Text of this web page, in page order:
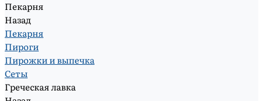
Пекарня
Назад
Пекарня
Пироги
Пирожки и выпечка
Сеты
Греческая лавка